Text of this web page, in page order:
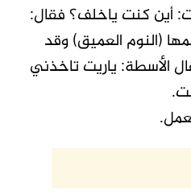
أين كنت ياخلف؟ فقال:
(النوم العميق) وقد
الأسطة: ياريت تاخذني